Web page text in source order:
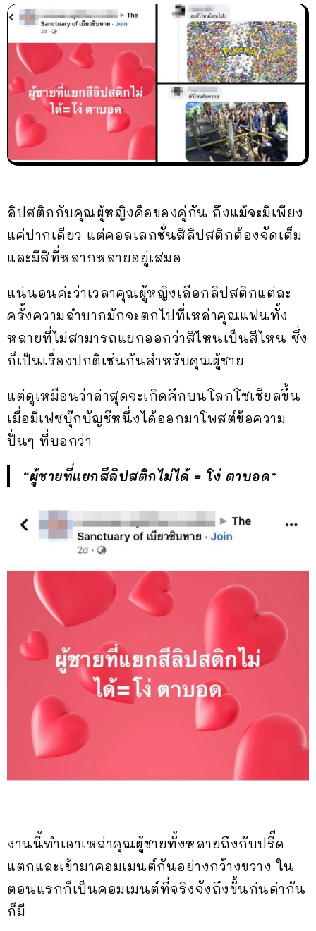
ลิปสติกกับคุณผู้หญิงคือของคู่กัน ถึงแม้จะมีเพียง
แค่ปากเดียว แต่คอลเลกชั่นสีลิปสติกต้องจัดเต็ม
และมีสีที่หลากหลายอยู่เสมอ
แน่นอนค่ะว่าเวลาคุณผู้หญิงเลือกลิปสติกแต่ละ
ครั้งความลำบากมักจะตกไปที่เหล่าคุณแฟนทั้ง
หลายที่ไม่สามารถแยกออกว่าสีไหนเป็นสีไหน ซึ่ง
ก็เป็นเรื่องปกติเช่นกันสำหรับคุณผู้ชาย
แต่ดูเหมือนว่าล่าสุดจะเกิดศึกบนโลกโซเชียลขึ้น
เมื่อมีเฟซบุ๊กบัญชีหนึ่งได้ออกมาโพสต์ข้อความ
ปั่นๆ ที่บอกว่า
“ผู้ชายที่แยกสีลิปสติกไม่ได้ = โง่ ตาบอด”
งานนี้ทำเอาเหล่าคุณผู้ชายทั้งหลายถึงกับปรี๊ด
แตกและเข้ามาคอมเมนต์กันอย่างกว้างขวาง ใน
ตอนแรกก็เป็นคอมเมนต์ที่จริงจังถึงขั้นก่นด่ากัน
ก็มี